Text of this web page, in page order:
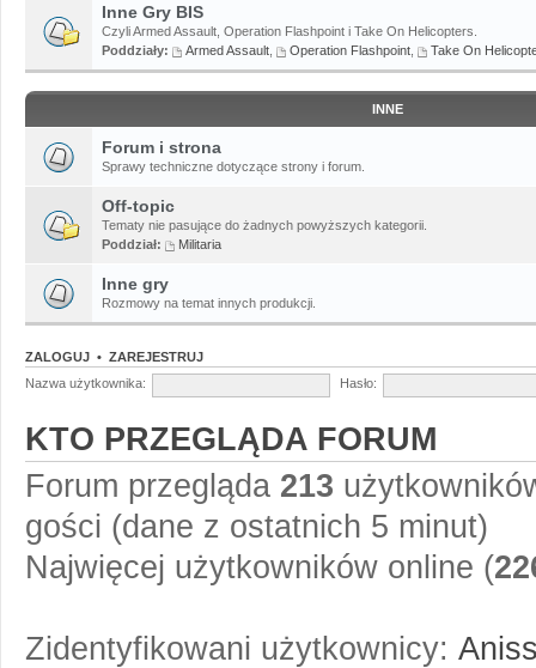
Inne Gry BIS
Czyli Armed Assault, Operation Flashpoint i Take On Helicopters.
Poddziały:
Armed Assault Operation Flashpoint Take On
INNE
Forum i strona
Sprawy techniczne dotyczące strony i forum.
Off-topic
Tematy nie pasujące do żadnych powyższych kategorii.
Poddział:
Militaria
Inne gry
Rozmowy na temat innych produkcji.
ZALOGUJ • ZAREJESTRUJ
Nazwa użytkownika:
Hasło:
KTO PRZEGLĄDA FORUM
Forum przegląda 213
gości (dane z ostatnich 5 minut)
Najwięcej użytkowników online (
Zidentyfikowani użytkownicy: